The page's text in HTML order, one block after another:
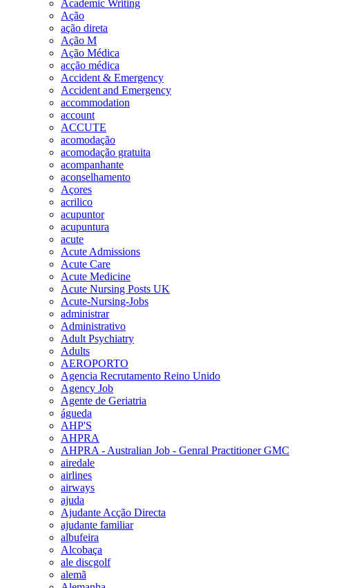
Academic Writing
Ação
ação direta
Ação M
Ação Médica
acção médica
Accident & Emergency
Accident and Emergency
accommodation
account
ACCUTE
acomodação
acomodação gratuita
acompanhante
aconselhamento
Açores
acrilico
acupuntor
acupuntura
acute
Acute Admissions
Acute Care
Acute Medicine
Acute Nursing Posts UK
Acute-Nursing-Jobs
administrar
Administrativo
Adult Psychiatry
Adults
AEROPORTO
Agencia Recrutamento Reino Unido
Agency Job
Agente de Geriatria
águeda
AHP'S
AHPRA
AHPRA - Australian Job - Genral Practitioner GMC
airedale
airlines
airways
ajuda
Ajudante Acção Directa
ajudante familiar
albufeira
Alcobaça
ale discgolf
alemã